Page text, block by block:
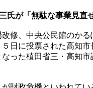
氏が「無駄な事業見直
改修、中央公民館のか
日に投票された高知
った植田省三・高知